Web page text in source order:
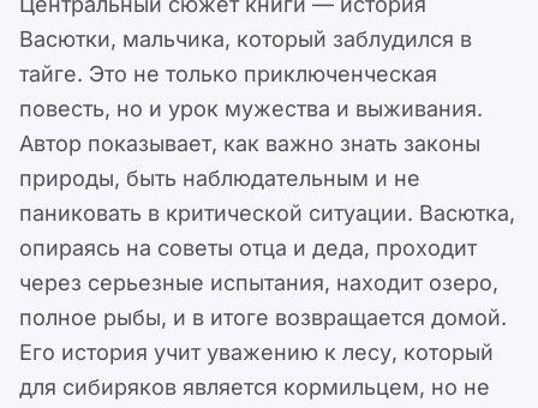
Васютки, мальчика, который заблудился в
тайге. Это не только приключенческая
повесть, но и урок мужества и выживания.
Автор показывает, как важно знать законы
природы, быть наблюдательным и не
паниковать в критической ситуации. Васютка,
опираясь на советы отца и деда, проходит
через серьезные испытания, находит озеро,
полное рыбы, и в итоге возвращается домой.
Его история учит уважению к лесу, который
для сибиряков является кормильцем, но не